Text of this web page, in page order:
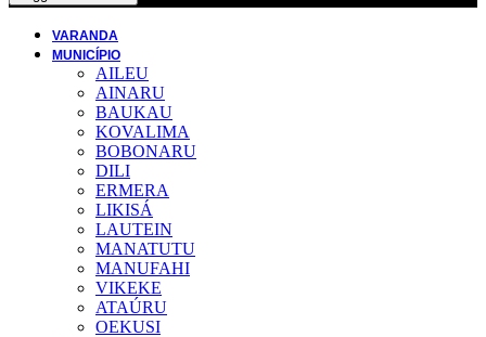
VARANDA
MUNICÍPIO
AILEU
AINARU
BAUKAU
KOVALIMA
BOBONARU
DILI
ERMERA
LIKISÁ
LAUTEIN
MANATUTU
MANUFAHI
VIKEKE
ATAÚRU
OEKUSI